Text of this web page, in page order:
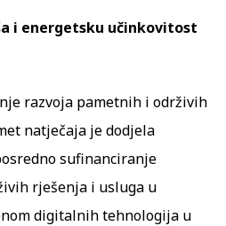
i energetsku učinkovitost
razvoja pametnih i održivih
natječaja je dodjela
sufinanciranje
rješenja i usluga u
digitalnih tehnologija u